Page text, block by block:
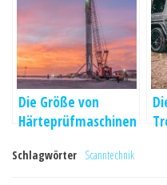
Die Größe von
Härteprüfmaschinen
Schlagwörter Scanntechnik